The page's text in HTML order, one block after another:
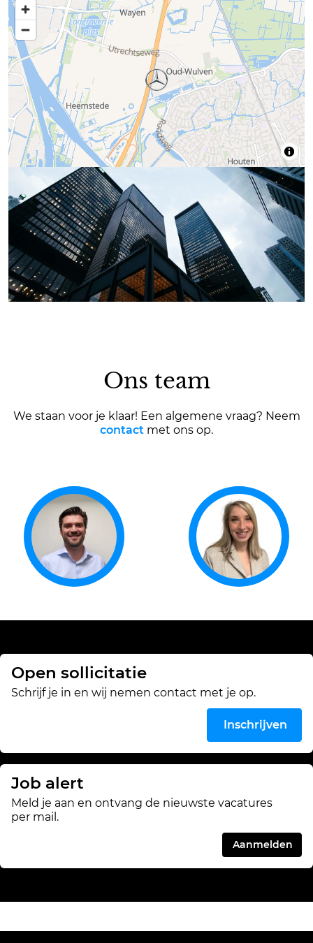
Ons team
We staan voor je klaar! Een algemene vraag? Neem
contact met ons op.
Open sollicitatie
Schrijf je in en wij nemen contact met je op.
Inschrijven
Job alert
Meld je aan en ontvang de nieuwste vacatures
per mail.
Aanmelden